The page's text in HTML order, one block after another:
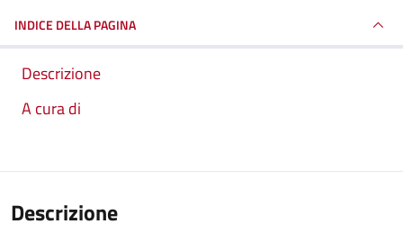
INDICE DELLA PAGINA
Descrizione
A cura di
Descrizione